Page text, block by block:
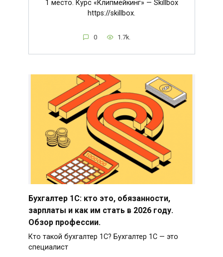
1 место. Курс «Клипмейкинг» — Skillbox
https://skillbox.
0 1.7k.
Бухгалтер 1С: кто это, обязанности,
зарплаты и как им стать в 2026 году.
Обзор профессии.
Кто такой бухгалтер 1С? Бухгалтер 1С — это
специалист